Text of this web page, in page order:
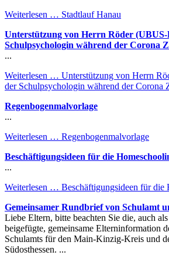
Weiterlesen … Stadtlauf Hanau
Unterstützung von Herrn Röder
Schulpsychologin während der Corona
...
Weiterlesen … Unterstützung von Herrn
der Schulpsychologin während der Corona
Regenbogenmalvorlage
...
Weiterlesen … Regenbogenmalvorlage
Beschäftigungsideen für die
...
Weiterlesen … Beschäftigungsideen für die
Gemeinsamer Rundbrief von Schulamt
Liebe Eltern, bitte beachten Sie die, auch
beigefügte, gemeinsame Elterninformation
Schulamts für den Main-Kinzig-Kreis und
Südosthessen. ...